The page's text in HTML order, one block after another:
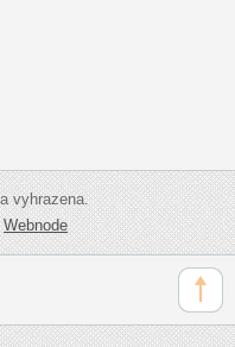
vyhrazena.
Webnode